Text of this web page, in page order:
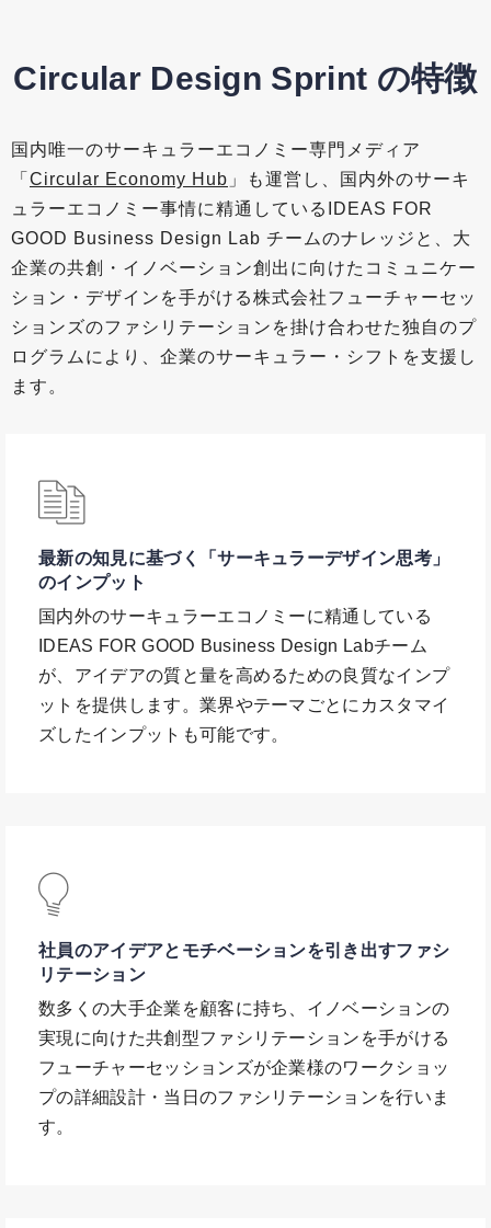
Circular Design Sprint の特徴
国内唯一のサーキュラーエコノミー専門メディア
「 Circular Economy Hub 」も運営し、国内外のサーキ
ュラーエコノミー事情に精通しているIDEAS FOR
GOOD Business Design Lab チームのナレッジと、大
企業の共創・イノベーション創出に向けたコミュニケー
ション・デザインを手がける株式会社フューチャーセッ
ションズのファシリテーションを掛け合わせた独自のプ
ログラムにより、企業のサーキュラー・シフトを支援し
ます。
最新の知見に基づく「サーキュラーデザイン思考」
のインプット
国内外のサーキュラーエコノミーに精通している
IDEAS FOR GOOD Business Design Labチーム
が、アイデアの質と量を高めるための良質なインプ
ットを提供します。業界やテーマごとにカスタマイ
ズしたインプットも可能です。
社員のアイデアとモチベーションを引き出すファシ
リテーション
数多くの大手企業を顧客に持ち、イノベーションの
実現に向けた共創型ファシリテーションを手がける
フューチャーセッションズが企業様のワークショッ
プの詳細設計・当日のファシリテーションを行いま
す。